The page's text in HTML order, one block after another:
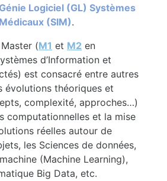
Génie Logiciel (GL) Systèmes
(SIM).
(M1 et M2 en
d’Information et
est consacré entre autres
évolutions théoriques et
complexité, approches…)
computationnelles et la mise
réelles autour de
les Sciences de données,
(Machine Learning),
Big Data, etc.